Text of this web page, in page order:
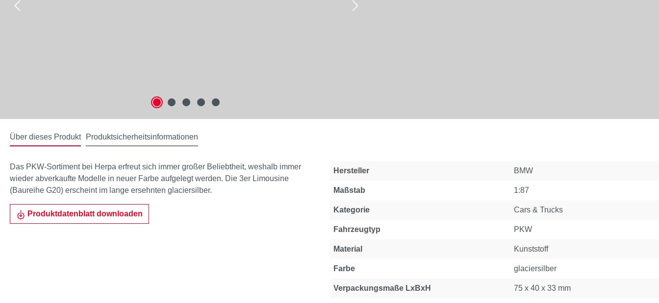
Über dieses Produkt Produktsicherheitsinformationen
Das PKW-Sortiment bei Herpa erfreut sich immer großer Beliebtheit, weshalb immer
wieder abverkaufte Modelle in neuer Farbe aufgelegt werden. Die 3er Limousine
(Baureihe G20) erscheint im lange ersehnten glaciersilber.
Produktdatenblatt downloaden
Hersteller BMW
Maßstab 1:87
Kategorie Cars & Trucks
Fahrzeugtyp PKW
Material Kunststoff
Farbe glaciersilber
Verpackungsmaße LxBxH 75 x 40 x 33 mm